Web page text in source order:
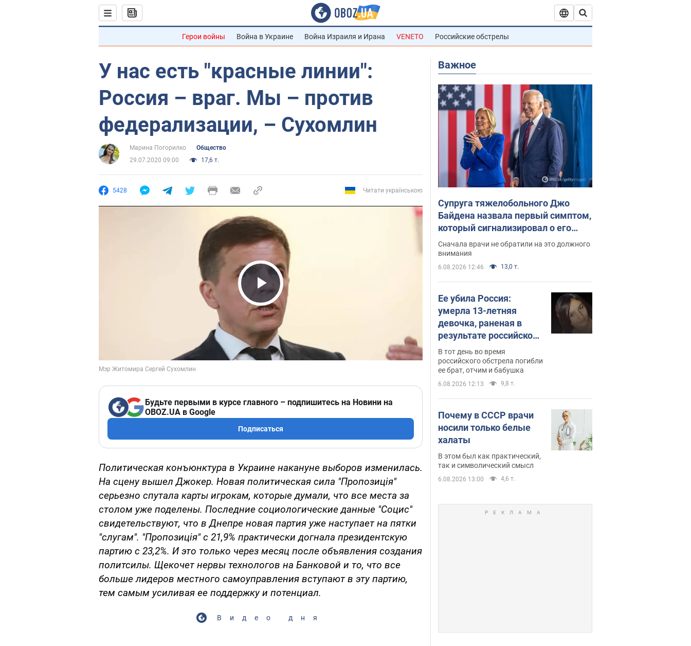
Герои войны Война в Украине Война Израиля и Ирана VENETO Российские обстрелы
У нас есть "красные линии":
Россия – враг. Мы – против
федерализации, – Сухомлин
Марина Погорилко
Общество
29.07.2020 09:00
17,6 т.
5428 Читати українською
Play Video
Будьте первыми в курсе главного – подпишитесь на Новини на
OBOZ.UA в Google
Подписаться
Политическая конъюнктура в Украине накануне выборов изменилась.
На сцену вышел Джокер. Новая политическая сила "Пропозиція"
серьезно спутала карты игрокам, которые думали, что все места за
столом уже поделены. Последние социологические данные "Социс"
свидетельствуют, что в Днепре новая партия уже наступает на пятки
"слугам". "Пропозиція" с 21,9% практически догнала президентскую
партию с 23,2%. И это только через месяц после объявления создания
политсилы. Щекочет нервы технологов на Банковой и то, что все
больше лидеров местного самоуправления вступают в эту партию,
тем самым усиливая ее поддержку и потенциал.
Видео дня
Важное
Супруга тяжелобольного Джо
Байдена назвала первый симптом,
который сигнализировал о его
"агрессивном" раке
Сначала врачи не обратили на это должного
внимания
6.08.2026 12:46 13,0 т.
Ее убила Россия:
умерла 13-летняя
девочка, раненая в
результате российской
атаки на Сумскую
область. Фото
В тот день во время
российского обстрела погибли
ее брат, отчим и бабушка
6.08.2026 12:13 9,8 т.
Почему в СССР врачи
носили только белые
халаты
В этом был как практический,
так и символический смысл
6.08.2026 13:00 4,6 т.